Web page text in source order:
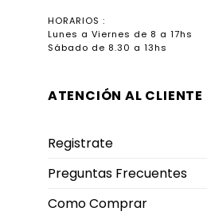
HORARIOS :
Lunes a Viernes de 8 a 17hs
Sábado de 8.30 a 13hs
ATENCIÓN AL CLIENTE
Registrate
Preguntas Frecuentes
Como Comprar